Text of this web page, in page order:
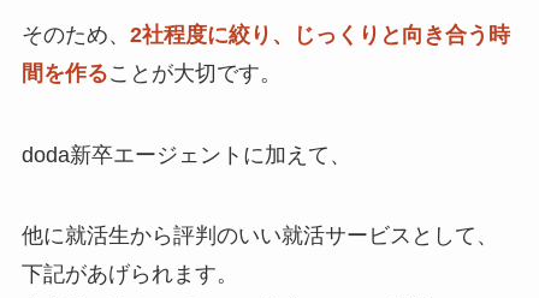
そのため、 2社程度に絞り、じっくりと向き合う時
間を作ることが大切です。
doda新卒エージェントに加えて、
他に就活生から評判のいい就活サービスとして、
下記があげられます。